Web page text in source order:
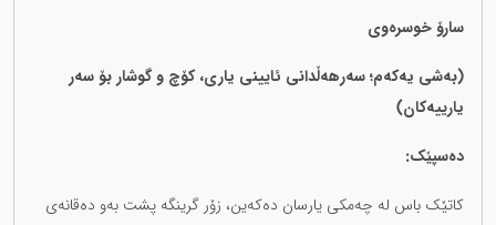
سارۆ خوسرەوی
(بەشی یەکەم؛ سەرهەڵدانی ئایینی یاری، کۆچ و گوشار بۆ سەر
یارییەکان)
دەسپێک:
کاتێک باس لە چەمکی یارسان دەکەین، زۆر گرینگە پشت بەو دەقانەی